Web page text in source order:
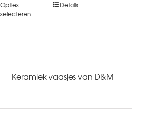
Opties
selecteren
Details
Keramiek vaasjes van D&M